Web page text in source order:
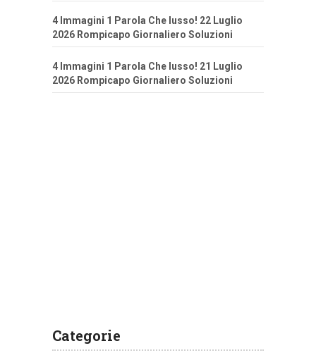
4 Immagini 1 Parola Che lusso! 22 Luglio
2026 Rompicapo Giornaliero Soluzioni
4 Immagini 1 Parola Che lusso! 21 Luglio
2026 Rompicapo Giornaliero Soluzioni
Categorie